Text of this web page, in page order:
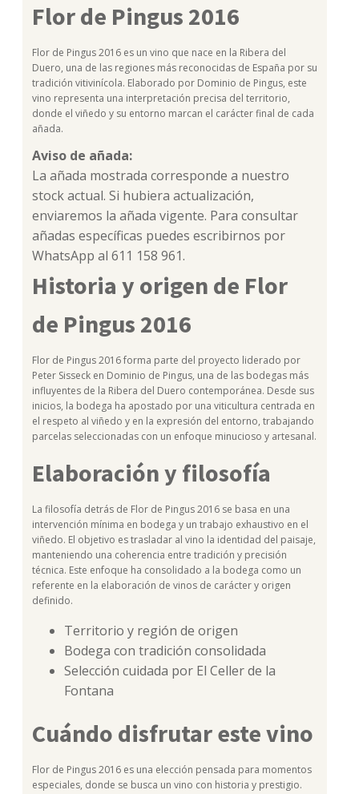
Flor de Pingus 2016
Flor de Pingus 2016 es un vino que nace en la Ribera del
Duero, una de las regiones más reconocidas de España por su
tradición vitivinícola. Elaborado por Dominio de Pingus, este
vino representa una interpretación precisa del territorio,
donde el viñedo y su entorno marcan el carácter final de cada
añada.
Aviso de añada:
La añada mostrada corresponde a nuestro
stock actual. Si hubiera actualización,
enviaremos la añada vigente. Para consultar
añadas específicas puedes escribirnos por
WhatsApp al 611 158 961.
Historia y origen de Flor
de Pingus 2016
Flor de Pingus 2016 forma parte del proyecto liderado por
Peter Sisseck en Dominio de Pingus, una de las bodegas más
influyentes de la Ribera del Duero contemporánea. Desde sus
inicios, la bodega ha apostado por una viticultura centrada en
el respeto al viñedo y en la expresión del entorno, trabajando
parcelas seleccionadas con un enfoque minucioso y artesanal.
Elaboración y filosofía
La filosofía detrás de Flor de Pingus 2016 se basa en una
intervención mínima en bodega y un trabajo exhaustivo en el
viñedo. El objetivo es trasladar al vino la identidad del paisaje,
manteniendo una coherencia entre tradición y precisión
técnica. Este enfoque ha consolidado a la bodega como un
referente en la elaboración de vinos de carácter y origen
definido.
Territorio y región de origen
Bodega con tradición consolidada
Selección cuidada por El Celler de la
Fontana
Cuándo disfrutar este vino
Flor de Pingus 2016 es una elección pensada para momentos
especiales, donde se busca un vino con historia y prestigio.